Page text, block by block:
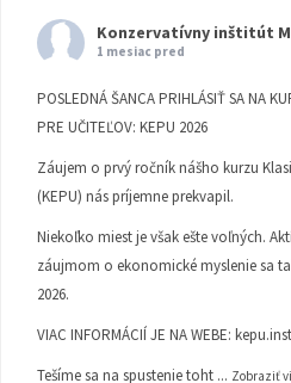
Konzervatívny inštitút
1 mesiac pred
POSLEDNÁ ŠANCA PRIHLÁSIŤ SA NA
PRE UČITEĽOV: KEPU 2026
Záujem o prvý ročník nášho kurzu
(KEPU) nás príjemne prekvapil.
Niekoľko miest je však ešte voľných.
záujmom o ekonomické myslenie sa
2026.
VIAC INFORMÁCIÍ JE NA WEBE:
Tešíme sa na spustenie toht ... Zobraziť